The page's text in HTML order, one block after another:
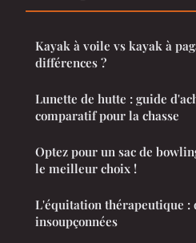
Kayak à voile vs kayak à
différences ?
Lunette de hutte : guide
comparatif pour la chasse
Optez pour un sac de
le meilleur choix !
L'équitation thérapeutique :
insoupçonnées